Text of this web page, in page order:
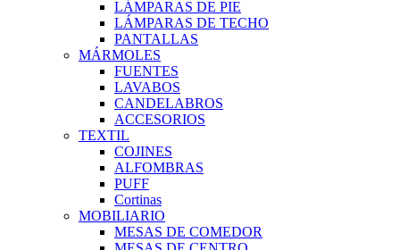
LÁMPARAS DE PIE
LÁMPARAS DE TECHO
PANTALLAS
MÁRMOLES
FUENTES
LAVABOS
CANDELABROS
ACCESORIOS
TEXTIL
COJINES
ALFOMBRAS
PUFF
Cortinas
MOBILIARIO
MESAS DE COMEDOR